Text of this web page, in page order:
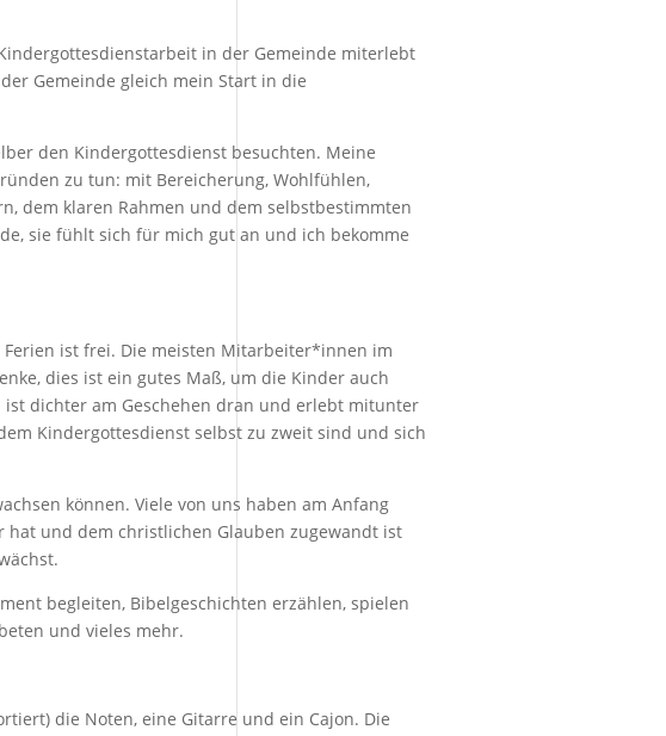
in der Gemeinde miterlebt
Gemeinde gleich mein Start in die
den Kindergottesdienst besuchten. Meine
zu tun: mit Bereicherung, Wohlfühlen,
dem klaren Rahmen und dem selbstbestimmten
sie fühlt sich für mich gut an und ich bekomme
ist frei. Die meisten Mitarbeiter*innen im
dies ist ein gutes Maß, um die Kinder auch
dichter am Geschehen dran und erlebt mitunter
Kindergottesdienst selbst zu zweit sind und sich
können. Viele von uns haben am Anfang
hat und dem christlichen Glauben zugewandt ist
begleiten, Bibelgeschichten erzählen, spielen
und vieles mehr.
die Noten, eine Gitarre und ein Cajon. Die